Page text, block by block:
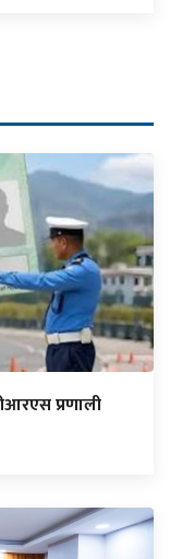
प्रणाली